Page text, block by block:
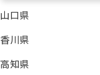
山口県
香川県
高知県